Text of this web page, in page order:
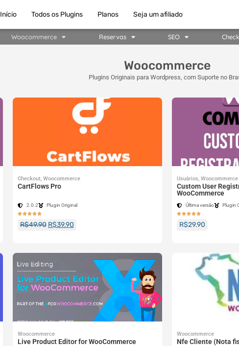
Início Todos os Plugins Planos Seja um afiliado
Woocommerce Reservas SEO
Woocommerce
Plugins Originais para Wordpress, com Suporte no
Checkout, Woocommerce
CartFlows Pro
2.0.2 Plugin Original

R$49.90 R$39.90
Usuários, Woocommerce
Custom User
WooCommerce
Última versão Plugin

R$29.90
Woocommerce
Live Product Editor for WooCommerce
Woocommerce
Nfe Cliente (Nota